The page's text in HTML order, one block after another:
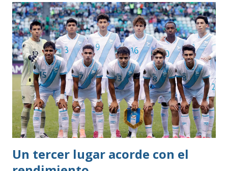
Un tercer lugar acorde con el